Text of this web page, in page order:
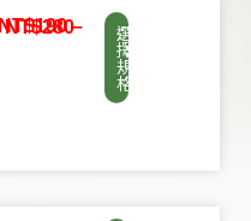
NT$190–
NT$280 選
擇
規
格